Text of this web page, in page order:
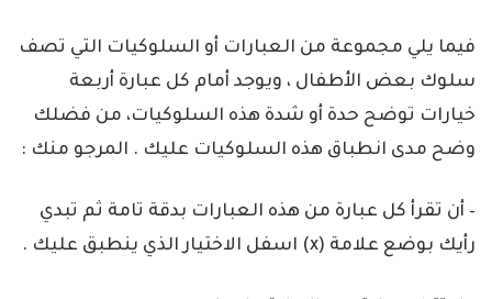
فيما يلي مجموعة من العبارات أو السلوكيات التي تصف
سلوك بعض الأطفال ، ويوجد أمام كل عبارة أربعة
خيارات توضح حدة أو شدة هذه السلوكيات، من فضلك
وضح مدى انطباق هذه السلوكيات عليك . المرجو منك :
– أن تقرأ كل عبارة من هذه العبارات بدقة تامة ثم تبدي
رأيك بوضع علامة (x
) اسفل الاختيار الذي ينطبق عليك .